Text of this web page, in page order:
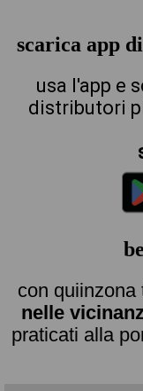
scarica app
usa l'app e
distributori
con quiinzona
nelle
praticati alla